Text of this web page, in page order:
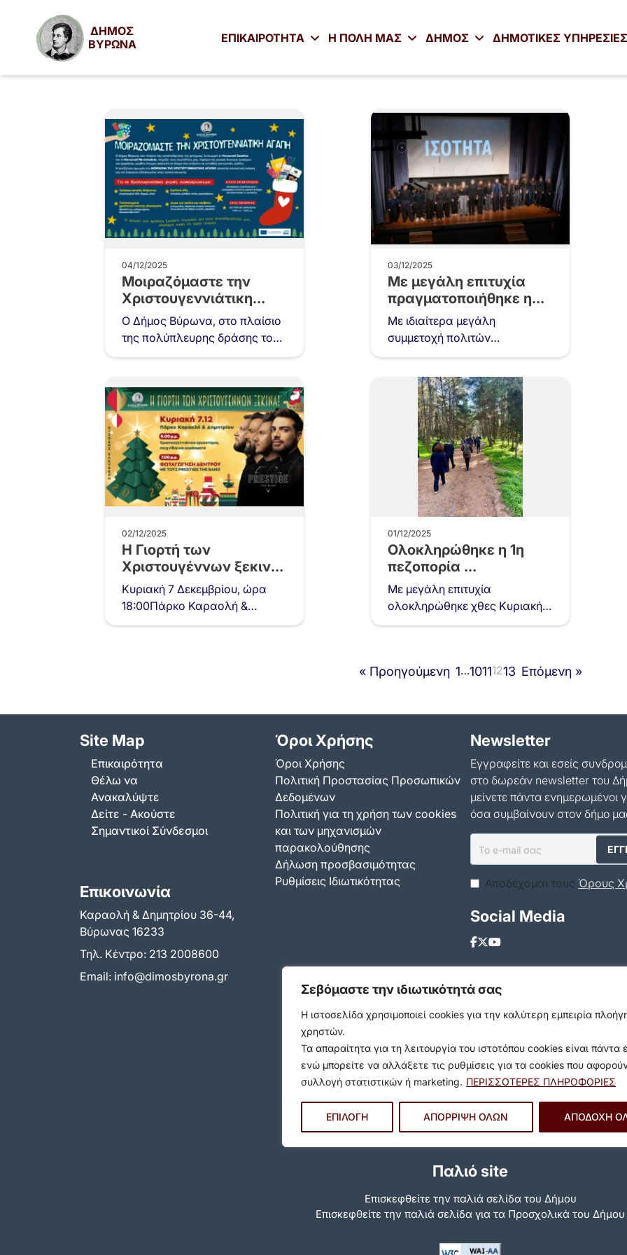
Σεβόμαστε την ιδιωτικότητά σας
Η ιστοσελίδα χρησιμοποιεί cookies για την καλύτερη εμπειρία
χρηστών.
Τα απαραίτητα για τη λειτουργία του ιστοτόπου cookies είναι πάντα
ενώ μπορείτε να αλλάξετε τις ρυθμίσεις για τα cookies που
συλλογή στατιστικών ή marketing. ΠΕΡΙΣΣΟΤΕΡΕΣ ΠΛΗΡΟΦΟΡΙΕΣ
ΕΠΙΛΟΓΗ ΑΠΟΡΡΙΨΗ ΟΛΩΝ ΑΠΟΔΟΧΗ
ΔΗΜΟΣ
ΒΥΡΩΝΑ
ΕΠΙΚΑΙΡΟΤΗΤΑ Η ΠΟΛΗ ΜΑΣ ΔΗΜΟΣ ΔΗΜΟΤΙΚΕΣ ΥΠΗΡΕΣΙΕΣ
04/12/2025
Μοιραζόμαστε την
Χριστουγεννιάτικη
Αγάπη
Ο Δήμος Βύρωνα, στο πλαίσιο
της πολύπλευρης δράσης του
για την καταπολέμηση της
αποκλεισμού, μέσω της…
03/12/2025
Με μεγάλη επιτυχία
πραγματοποιήθηκε η
εκδήλωση «Σπάμε τη
Σιωπή –…
Με ιδιαίτερα μεγάλη
συμμετοχή πολιτών
πραγματοποιήθηκε τη Δευτέρα
Δημοτικό Κινηματογράφο
«Νέα Ελβετία», η ανοιχτή
εκδήλωση του…
02/12/2025
Η Γιορτή των
Χριστουγέννων ξεκινά
στον Βύρωνα!
Κυριακή 7 Δεκεμβρίου, ώρα
18:00Πάρκο Καραολή &
Δημητρίου (έναντι Δημαρχείου)
01/12/2025
Ολοκληρώθηκε η 1η
πεζοπορία
“Ανακαλύπτοντας τον
Υμηττό”
Με μεγάλη επιτυχία
ολοκληρώθηκε χθες Κυριακή
30 Νοεμβρίου 2025, η 1η
που διοργάνωσε ο…
« Προηγούμενη 1…10111213 Επόμενη »
Site Map
Επικαιρότητα
Θέλω να
Ανακαλύψτε
Δείτε - Ακούστε
Σημαντικοί Σύνδεσμοι
Επικοινωνία
Καραολή & Δημητρίου 36-44,
Βύρωνας 16233
Τηλ. Κέντρο: 213 2008600
Email: info@dimosbyrona.gr
Όροι Χρήσης
Όροι Χρήσης
Πολιτική Προστασίας Προσωπικών
Δεδομένων
Πολιτική για τη χρήση των cookies
και των μηχανισμών
παρακολούθησης
Δήλωση προσβασιμότητας
Ρυθμίσεις Ιδιωτικότητας
Newsletter
Εγγραφείτε και εσείς
στο δωρεάν newsletter του
μείνετε πάντα ενημερωμένοι
όσα συμβαίνουν στον δήμο
Αποδέχομαι τους Όρους
Social Media
Παλιό site
Επισκεφθείτε την παλιά σελίδα του Δήμου
Eπισκεφθείτε την παλιά σελίδα για τα Προσχολικά του Δήμου